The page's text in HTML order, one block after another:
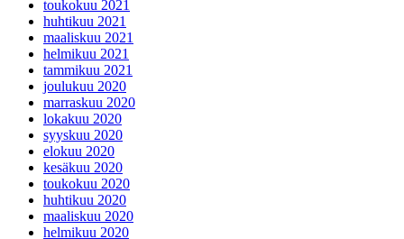
toukokuu 2021
huhtikuu 2021
maaliskuu 2021
helmikuu 2021
tammikuu 2021
joulukuu 2020
marraskuu 2020
lokakuu 2020
syyskuu 2020
elokuu 2020
kesäkuu 2020
toukokuu 2020
huhtikuu 2020
maaliskuu 2020
helmikuu 2020